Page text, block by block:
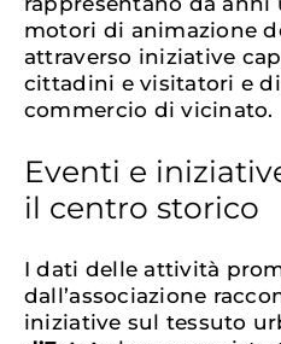
motori di animazione
attraverso iniziative
cittadini e visitatori e
commercio di vicinato.
Eventi e
il centro storico
I dati delle attività
dall’associazione
iniziative sul tessuto